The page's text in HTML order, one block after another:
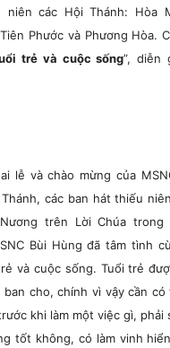
niên các Hội Thánh: Hòa
Phước và Phương Hòa.
trẻ và cuộc sống”, diễn
lễ và chào mừng của
các ban hát thiếu
trên Lời Chúa trong
Bùi Hùng đã tâm tình
và cuộc sống. Tuổi trẻ
ban cho, chính vì vậy cần có
khi làm một việc gì, phải
tốt không, có làm vinh